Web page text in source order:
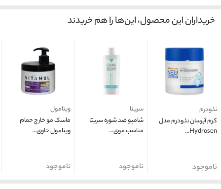
خریداران این محصول، این‌ها را هم خریدند
نئودرم
کرم آبرسان نئودرم مدل
Hydrosen...
ناموجود
سریتا
شامپو ضد شوره سریتا
مناسب موی...
ناموجود
ویتامول
ماسک مو خارج حمام
ویتامول حاوی...
ناموجود